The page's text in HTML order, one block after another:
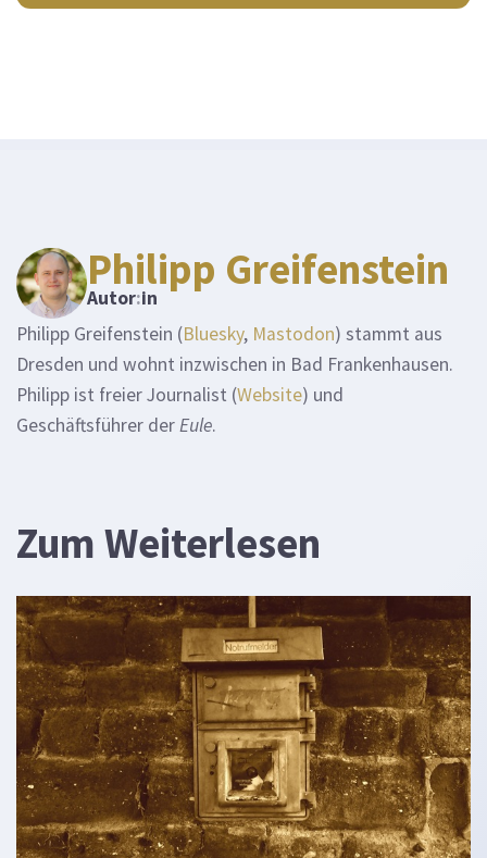
Philipp Greifenstein
Autor:in
Philipp Greifenstein (Bluesky, Mastodon) stammt aus
Dresden und wohnt inzwischen in Bad Frankenhausen.
Philipp ist freier Journalist (Website) und
Geschäftsführer derEule.
Zum Weiterlesen